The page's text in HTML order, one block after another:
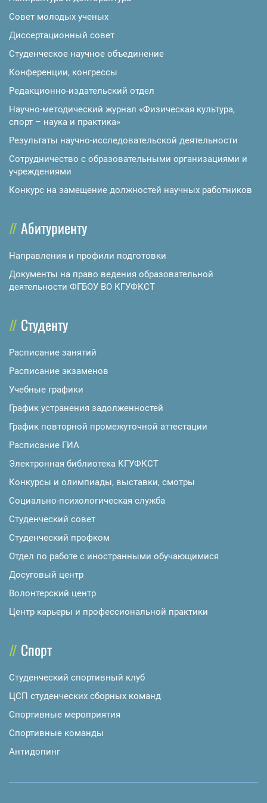
Совет молодых ученых
Диссертационный совет
Студенческое научное объединение
Конференции, конгрессы
Редакционно-издательский отдел
Научно-методический журнал «Физическая культура,
спорт – наука и практика»
Результаты научно-исследовательской деятельности
Сотрудничество с образовательными организациями и
учреждениями
Конкурс на замещение должностей научных работников
Абитуриенту
Направления и профили подготовки
Документы на право ведения образовательной
деятельности ФГБОУ ВО КГУФКСТ
Студенту
Расписание занятий
Расписание экзаменов
Учебные графики
График устранения задолженностей
График повторной промежуточной аттестации
Расписание ГИА
Электронная библиотека КГУФКСТ
Конкурсы и олимпиады, выставки, смотры
Социально-психологическая служба
Студенческий совет
Студенческий профком
Отдел по работе с иностранными обучающимися
Досуговый центр
Волонтерский центр
Центр карьеры и профессиональной практики
Спорт
Студенческий спортивный клуб
ЦСП студенческих сборных команд
Спортивные мероприятия
Спортивные команды
Антидопинг